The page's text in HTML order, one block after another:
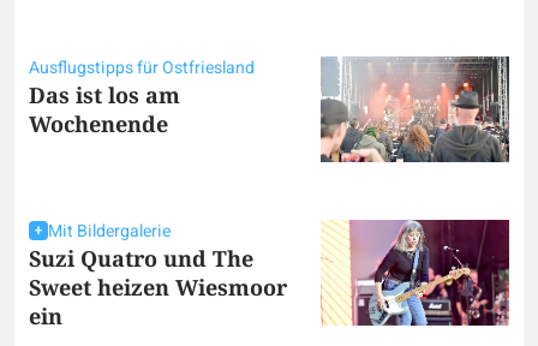
Ausflugstipps für Ostfriesland
Das ist los am
Wochenende
Mit Bildergalerie
Suzi Quatro und The
Sweet heizen Wiesmoor
ein